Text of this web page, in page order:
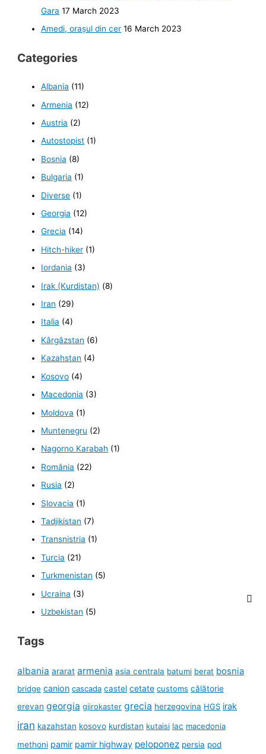
Gara 17 March 2023
Amedi, orașul din cer 16 March 2023
Categories
Albania (11)
Armenia (12)
Austria (2)
Autostopist (1)
Bosnia (8)
Bulgaria (1)
Diverse (1)
Georgia (12)
Grecia (14)
Hitch-hiker (1)
Iordania (3)
Irak (Kurdistan) (8)
Iran (29)
Italia (4)
Kârgâzstan (6)
Kazahstan (4)
Kosovo (4)
Macedonia (3)
Moldova (1)
Muntenegru (2)
Nagorno Karabah (1)
România (22)
Rusia (2)
Slovacia (1)
Tadjikistan (7)
Transnistria (1)
Turcia (21)
Turkmenistan (5)
Ucraina (3)
Uzbekistan (5)
Tags
albania ararat armenia asia centrala batumi berat bosnia
bridge canion cascada castel cetate customs călătorie
erevan georgia gjirokaster grecia herzegovina HGS irak
iran kazahstan kosovo kurdistan kutaisi lac macedonia
methoni pamir pamir highway peloponez persia pod